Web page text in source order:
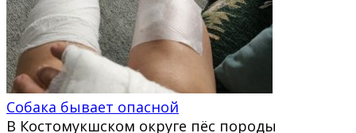
Собака бывает опасной
В Костомукшском округе пёс породы